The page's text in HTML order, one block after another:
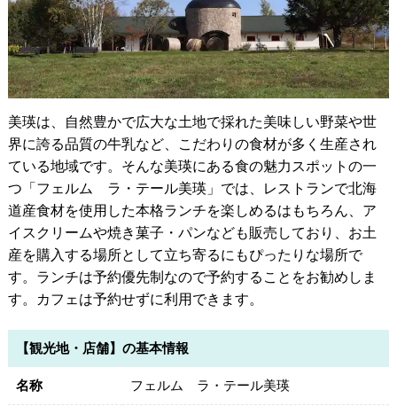
美瑛は、自然豊かで広大な土地で採れた美味しい野菜や世
界に誇る品質の牛乳など、こだわりの食材が多く生産され
ている地域です。そんな美瑛にある食の魅力スポットの一
つ「フェルム ラ・テール美瑛」では、レストランで北海
道産食材を使用した本格ランチを楽しめるはもちろん、ア
イスクリームや焼き菓子・パンなども販売しており、お土
産を購入する場所として立ち寄るにもぴったりな場所で
す。ランチは予約優先制なので予約することをお勧めしま
す。カフェは予約せずに利用できます。
【観光地・店舗】の基本情報
名称 フェルム ラ・テール美瑛